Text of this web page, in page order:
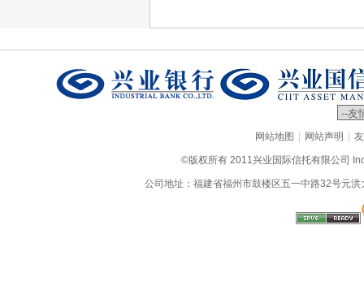
网站地图 | 网站声明 |
©版权所有 2011兴业国际信托有限公司
公司地址：福建省福州市鼓楼区五一中路32号元